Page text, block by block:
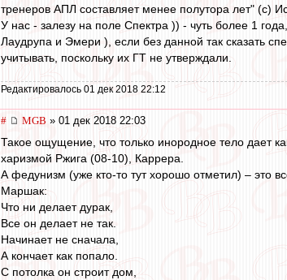
тренеров АПЛ составляет менее полутора лет" (с)
У нас - залезу на поле Спектра )) - чуть более 1
Лаудрупа и Эмери ), если без данной так сказать
учитывать, поскольку их ГТ не утверждали.
Редактировалось 01 дек 2018 22:12
# MGB » 01 дек 2018 22:03
Такое ощущение, что только инородное тело дает
харизмой Ржига (08-10), Каррера.
А федунизм (уже кто-то тут хорошо отметил) – это
Маршак:
Что ни делает дурак,
Все он делает не так.
Начинает не сначала,
А кончает как попало.
С потолка он строит дом,